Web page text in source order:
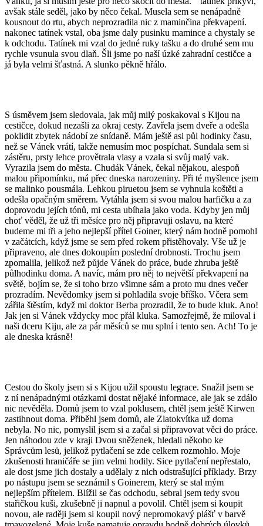
avšak stále seděl, jako by něco čekal. Musela sem se nenápadně
kousnout do rtu, abych neprozradila nic z maminčina překvapení.
nakonec tatínek vstal, oba jsme daly pusinku mamince a chystaly se
k odchodu. Tatínek mi vzal do jedné ruky tašku a do druhé sem mu
rychle vsunula svou dlaň. Šli jsme po naší úzké zahradní cestičce a
já byla velmi šťastná. A slunko pěkně hřálo.
S úsměvem jsem sledovala, jak můj milý poskakoval s Kijou na
cestičce, dokud nezašli za okraj cesty. Zavřela jsem dveře a odešla
poklidit zbytek nádobí ze snídaně. Mám ještě asi půl hodinky času,
než se Vánek vrátí, takže nemusím moc pospíchat. Sundala sem si
zástěru, prsty lehce provětrala vlasy a vzala si svůj malý vak.
Vyrazila jsem do města. Chudák Vánek, čekal nějakou, alespoň
malou připomínku, má přec dneska narozeniny. Při té myšlence jsem
se malinko pousmála. Lehkou piruetou jsem se vyhnula koštěti a
odešla opačným směrem. Vytáhla jsem si svou malou harfičku a za
doprovodu jejích tónů, mi cesta ubíhala jako voda. Kdyby jen můj
choť věděl, že už tři měsíce pro něj připravuji oslavu, na které
budeme mi tři a jeho nejlepší přítel Goiner, který nám hodně pomohl
v začátcích, když jsme se sem před rokem přistěhovaly. Vše už je
připraveno, ale dnes dokoupím poslední drobnosti. Trochu jsem
zpomalila, jelikož než půjde Vánek do práce, bude zhruba ještě
půlhodinku doma. A navíc, mám pro něj to největší překvapení na
světě, bojím se, že si toho brzo všimne sám a proto mu dnes večer
prozradím. Nevědomky jsem si pohladila svoje bříško. Včera sem
zářila štěstím, když mi doktor Berba prozradil, že to bude kluk. Ano!
Jak jen si Vánek vždycky moc přál kluka. Samozřejmě, že miloval i
naši dceru Kiju, ale za pár měsíců se mu splní i tento sen. Ach! To je
ale dneska krásně!
Cestou do školy jsem si s Kijou užil spoustu legrace. Snažil jsem se
z ní nenápadnými otázkami dostat nějaké informace, ale jak se zdálo
nic nevěděla. Domů jsem to vzal poklusem, chtěl jsem ještě Kirwen
zastihnout doma. Přiběhl jsem domů, ale Zlatokvítka už doma
nebyla. No nic, pomyslil jsem si a začal si připravovat věci do práce.
Jen náhodou zde v kraji Dvou sněženek, hledali někoho ke
Správcům lesů, jelikož pytlačení se zde celkem rozmohlo. Moje
zkušenosti hraničáře se jim velmi hodily. Sice pytlačení nepřestalo,
ale dost jsme jich dostaly a udělaly z nich odstrašující příklady. Brzy
po nástupu jsem se seznámil s Goinerem, který se stal mým
nejlepším přítelem. Blížil se čas odchodu, sebral jsem tedy svou
stařičkou kuši, zkušebně ji napnul a povolil. Chtěl jsem si koupit
novou, ale raději jsem si koupil nový nepromokavý plášť v barvě